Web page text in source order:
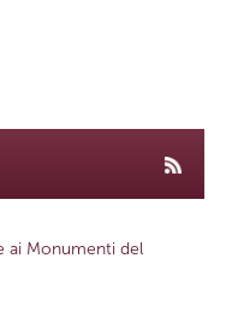
ai Monumenti del